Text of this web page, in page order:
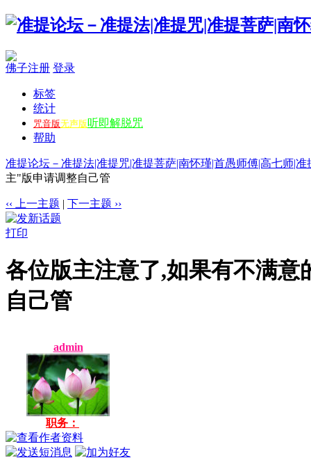
佛子注册 登录
标签
统计
咒音版无声版听即解脱咒
帮助
准提论坛－准提法|准提咒|准提菩萨|南怀瑾|首愚师傅|高七师|准
主"版申请调整自己管
‹‹ 上一主题 | 下一主题 ››
打印
各位版主注意了,如果有不满
自己管
admin
职务：